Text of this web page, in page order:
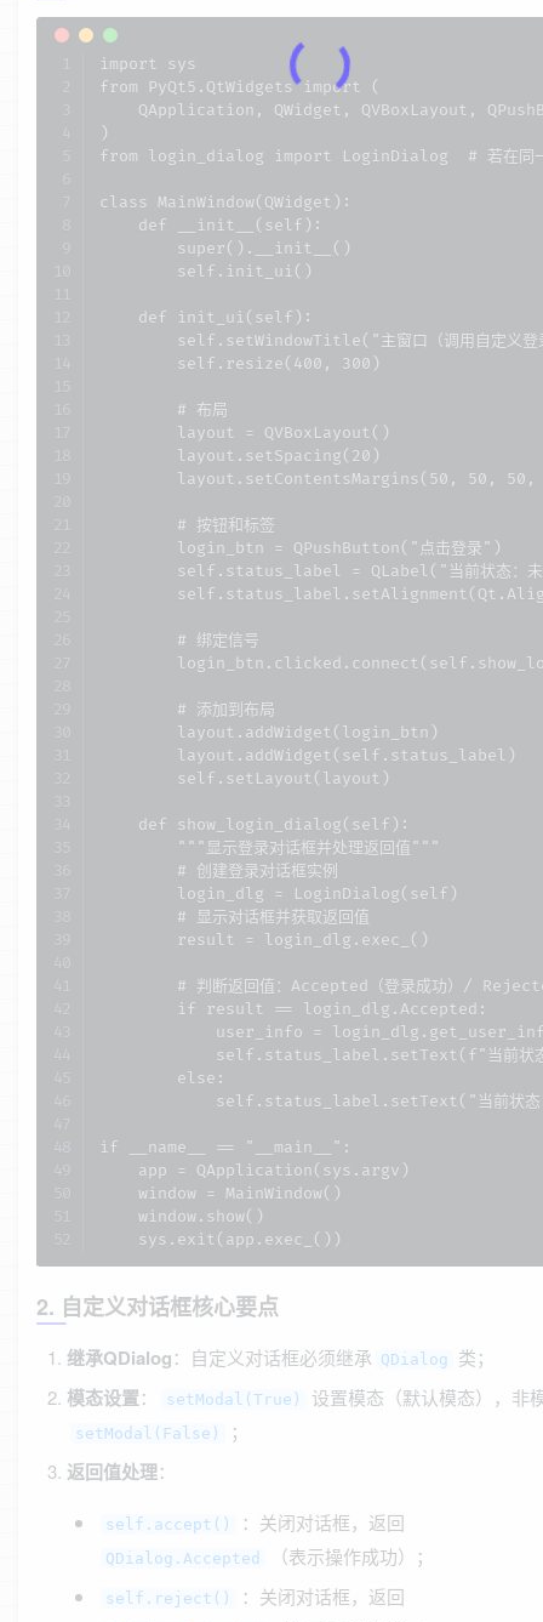
import sys
from PyQt5.QtWidgets import (
QApplication, QWidget, QVBoxLayout,
)
from login_dialog import LoginDialog  # 若在同一
class MainWindow(QWidget):
    def __init__(self):
        super().__init__()
        self.init_ui()
    def init_ui(self):
self.setWindowTitle("主窗口（调用自定义登
        self.resize(400, 300)
        # 布局
        layout = QVBoxLayout()
        layout.setSpacing(20)
layout.setContentsMargins(50, 50, 50,
        # 按钮和标签
        login_btn = QPushButton("点击登录")
self.status_label = QLabel("当前状态：未
        # 绑定信号
        # 添加到布局
        layout.addWidget(login_btn)
        layout.addWidget(self.status_label)
        self.setLayout(layout)
    def show_login_dialog(self):
        """显示登录对话框并处理返回值"""
        # 创建登录对话框实例
        login_dlg = LoginDialog(self)
        # 显示对话框并获取返回值
        result = login_dlg.exec_()
# 判断返回值：Accepted（登录成功）/
        if result == login_dlg.Accepted:
user_info =
self.status_label.setText(f"当前状
        else:
self.status_label.setText("当前状态
if __name__ == "__main__":
    app = QApplication(sys.argv)
    window = MainWindow()
    window.show()
    sys.exit(app.exec_())
2. 自定义对话框核心要点
继承QDialog：自定义对话框必须继承 QDialog 类；
模态设置： setModal(True) 设置模态（默认模态），非
setModal(False) ；
返回值处理：
self.accept() ：关闭对话框，返回
QDialog.Accepted （表示操作成功）；
self.reject() ：关闭对话框，返回